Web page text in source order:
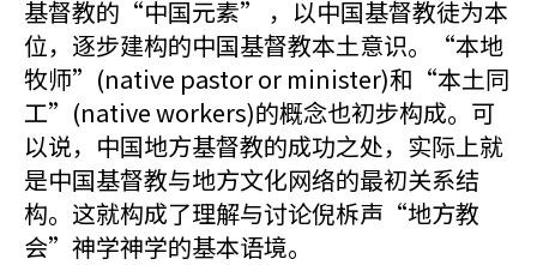
基督教的“中国元素” ，以中国基督教徒为本
位，逐步建构的中国基督教本土意识。“本地
牧师”(native pastor or minister)和“本土同
工”(native workers)的概念也初步构成。可
以说，中国地方基督教的成功之处，实际上就
是中国基督教与地方文化网络的最初关系结
构。这就构成了理解与讨论倪柝声“地方教
会”神学神学的基本语境。